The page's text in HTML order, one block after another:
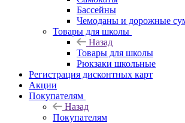
Бассейны
Чемоданы и дорожные
Товары для школы
Назад
Товары для школы
Рюкзаки школьные
Регистрация дисконтных карт
Акции
Покупателям
Назад
Покупателям